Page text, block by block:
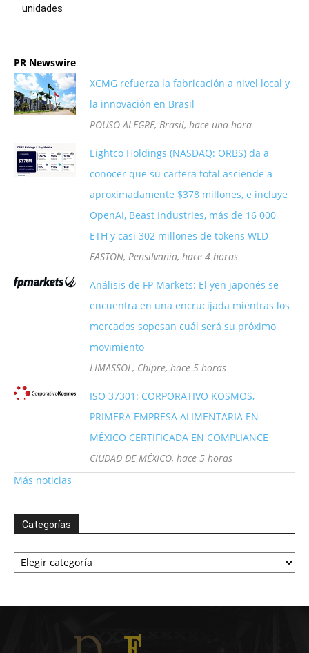
unidades
PR Newswire
XCMG refuerza la fabricación a nivel local y
la innovación en Brasil
POUSO ALEGRE, Brasil, hace una hora
Eightco Holdings (NASDAQ: ORBS) da a
conocer que su cartera total asciende a
aproximadamente $378 millones, e incluye
OpenAI, Beast Industries, más de 16 000
ETH y casi 302 millones de tokens WLD
EASTON, Pensilvania, hace 4 horas
Análisis de FP Markets: El yen japonés se
encuentra en una encrucijada mientras los
mercados sopesan cuál será su próximo
movimiento
LIMASSOL, Chipre, hace 5 horas
ISO 37301: CORPORATIVO KOSMOS,
PRIMERA EMPRESA ALIMENTARIA EN
MÉXICO CERTIFICADA EN COMPLIANCE
CIUDAD DE MÉXICO, hace 5 horas
Más noticias
Categorías
Categorías